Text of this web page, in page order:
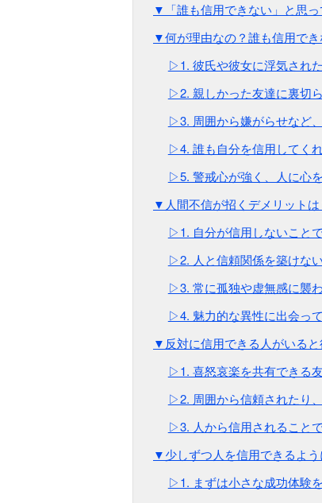
▼「誰も信用できない」と思っ
▼何が理由なの？誰も信用で
▷1. 彼氏や彼女に浮気され
▷2. 親しかった友達に裏切
▷3. 周囲から嫌がらせなど
▷4. 誰も自分を信用してく
▷5. 警戒心が強く、人に心
▼人間不信が招くデメリットは
▷1. 自分が信用しないこと
▷2. 人と信頼関係を築けな
▷3. 常に孤独や虚無感に襲
▷4. 魅力的な異性に出会っ
▼反対に信用できる人がいると
▷1. 喜怒哀楽を共有できる
▷2. 周囲から信頼されたり
▷3. 人から信用されること
▼少しずつ人を信用できるよう
▷1. まずは小さな成功体験